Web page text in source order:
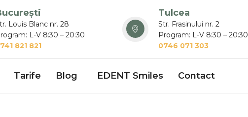
Louis Blanc nr. 28
L-V 8:30 – 20:30
821 821
Tulcea
Str. Frasinului nr. 2
Program: L-V 8:30 – 20:30
0746 071 303
Tarife Blog EDENT Smiles Contact